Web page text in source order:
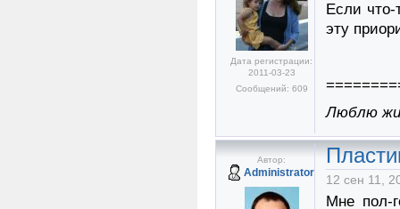
Дата регистрации:
2011-03-23
Сообщений: 609
Если что-
эту
Люблю
Автор:
Administrator
12 сен 11,
Мне пол-